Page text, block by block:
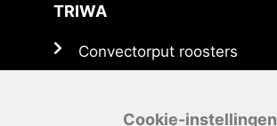
TRIWA
Convectorput roosters
Schoepenroosters
Cookie-instellingen